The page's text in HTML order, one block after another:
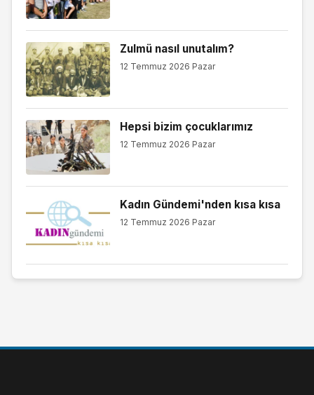
Zulmü nasıl unutalım?
12 Temmuz 2026 Pazar
Hepsi bizim çocuklarımız
12 Temmuz 2026 Pazar
Kadın Gündemi'nden kısa kısa
12 Temmuz 2026 Pazar